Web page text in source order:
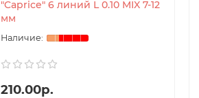
"Caprice" 6 линий L 0.10 MIX 7-12
мм
210.00р.